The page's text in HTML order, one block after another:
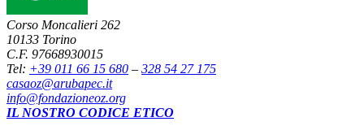
Corso Moncalieri 262
10133 Torino
C.F. 97668930015
Tel: +39 011 66 15 680 – 328 54 27 175
casaoz@arubapec.it
info@fondazioneoz.org
IL NOSTRO CODICE ETICO